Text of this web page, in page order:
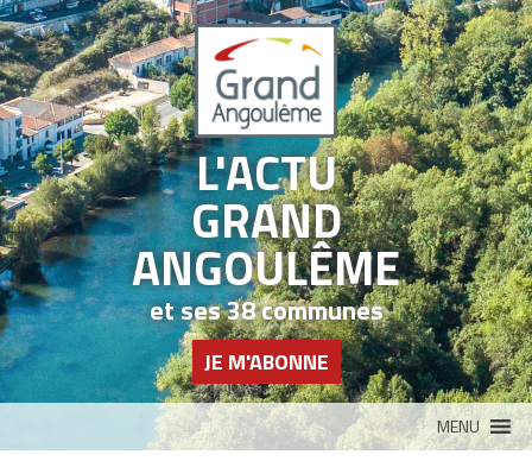
L'ACTU
GRAND
ANGOULÊME
et ses 38 communes
JE M'ABONNE
MENU
Panneau de gestion des cookies